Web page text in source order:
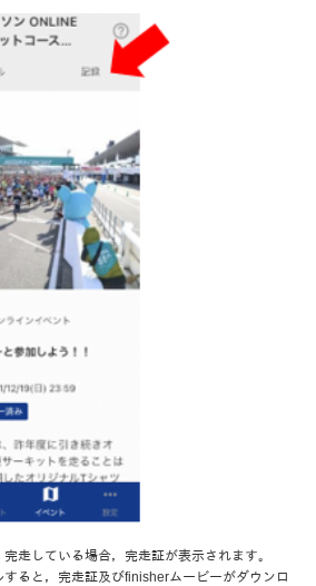
走している場合，完走証が表示されます。
ると，完走証及びfinisherムービーがダウンロ